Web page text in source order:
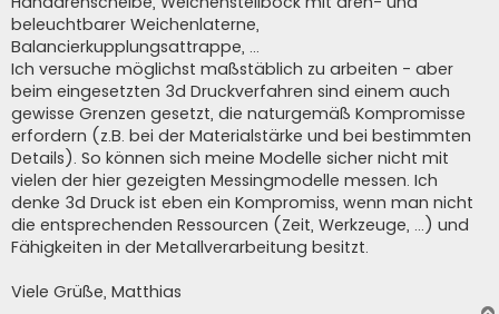
beleuchtbarer Weichenlaterne,
Balancierkupplungsattrappe, ...
Ich versuche möglichst maßstäblich zu arbeiten - aber
beim eingesetzten 3d Druckverfahren sind einem auch
gewisse Grenzen gesetzt, die naturgemäß Kompromisse
erfordern (z.B. bei der Materialstärke und bei bestimmten
Details). So können sich meine Modelle sicher nicht mit
vielen der hier gezeigten Messingmodelle messen. Ich
denke 3d Druck ist eben ein Kompromiss, wenn man nicht
die entsprechenden Ressourcen (Zeit, Werkzeuge, ...) und
Fähigkeiten in der Metallverarbeitung besitzt.
Viele Grüße, Matthias